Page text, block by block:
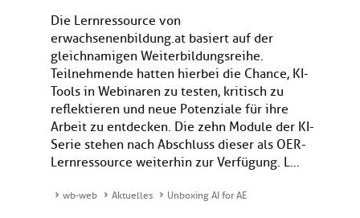
Die Lernressource von
erwachsenenbildung.at basiert auf der
gleichnamigen Weiterbildungsreihe.
Teilnehmende hatten hierbei die Chance, KI-
Tools in Webinaren zu testen, kritisch zu
reflektieren und neue Potenziale für ihre
Arbeit zu entdecken. Die zehn Module der KI-
Serie stehen nach Abschluss dieser als OER-
Lernressource weiterhin zur Verfügung. L...
wb-web Aktuelles Unboxing AI for AE